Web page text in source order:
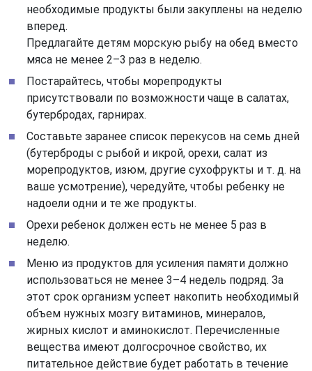
необходимые продукты были закуплены на неделю
вперед.
Предлагайте детям морскую рыбу на обед вместо
мяса не менее 2–3 раз в неделю.
Постарайтесь, чтобы морепродукты
присутствовали по возможности чаще в салатах,
бутербродах, гарнирах.
Составьте заранее список перекусов на семь дней
(бутерброды с рыбой и икрой, орехи, салат из
морепродуктов, изюм, другие сухофрукты и т. д. на
ваше усмотрение), чередуйте, чтобы ребенку не
надоели одни и те же продукты.
Орехи ребенок должен есть не менее 5 раз в
неделю.
Меню из продуктов для усиления памяти должно
использоваться не менее 3–4 недель подряд. За
этот срок организм успеет накопить необходимый
объем нужных мозгу витаминов, минералов,
жирных кислот и аминокислот. Перечисленные
вещества имеют долгосрочное свойство, их
питательное действие будет работать в течение